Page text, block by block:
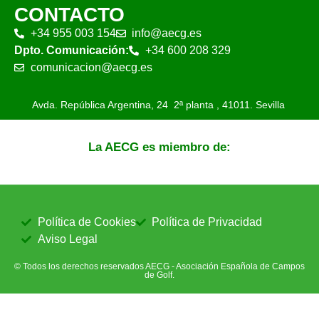
CONTACTO
+34 955 003 154
info@aecg.es
Dpto. Comunicación:
+34 600 208 329
comunicacion@aecg.es
Avda. República Argentina, 24 2ª planta , 41011. Sevilla
La AECG es miembro de:
© Todos los derechos reservados AECG - Asociación Española de Campos
de Golf.
Política de Cookies
Política de Privacidad
Aviso Legal